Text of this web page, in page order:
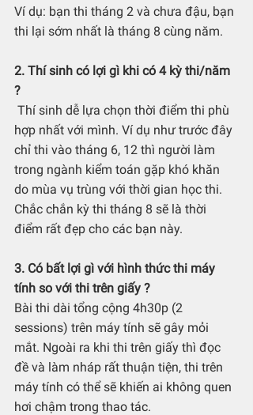
Ví dụ: bạn thi tháng 2 và chưa đậu, bạn
thi lại sớm nhất là tháng 8 cùng năm.
2. Thí sinh có lợi gì khi có 4 kỳ thi/năm
?
hợp nhất với mình. Ví dụ như trước đây
chỉ thi vào tháng 6, 12 thì người làm
trong ngành kiểm toán gặp khó khăn
do mùa vụ trùng với thời gian học thi.
Chắc chắn kỳ thi tháng 8 sẽ là thời
điểm rất đẹp cho các bạn này.
3. Có bất lợi gì với hình thức thi máy
tính so với thi trên giấy ?
Bài thi dài tổng cộng 4h30p (2
sessions) trên máy tính sẽ gây mỏi
mắt. Ngoài ra khi thi trên giấy thì đọc
đề và làm nháp rất thuận tiện, thi trên
máy tính có thể sẽ khiến ai không quen
hơi chậm trong thao tác.